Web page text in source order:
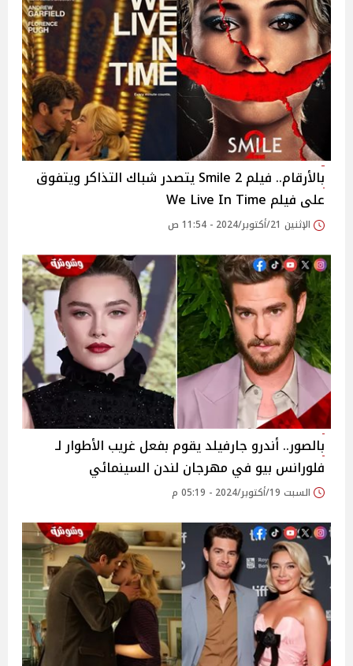
بالأرقام.. فيلم Smile 2 يتصدر شباك التذاكر ويتفوق
على فيلم We Live In Time
الإثنين 21/أكتوبر/2024 - 11:54 ص
بالصور.. أندرو جارفيلد يقوم بفعل غريب الأطوار لـ
فلورانس بيو في مهرجان لندن السينمائي
السبت 19/أكتوبر/2024 - 05:19 م